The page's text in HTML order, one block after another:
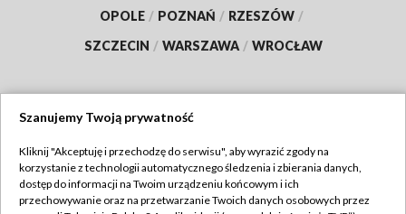
OPOLE / POZNAŃ / RZESZÓW /
SZCZECIN / WARSZAWA / WROCŁAW
TVP
Abonament TVP
Regulamin TVP
Szanujemy Twoją prywatność
Kliknij "Akceptuję i przechodzę do serwisu", aby wyrazić zgody na
korzystanie z technologii automatycznego śledzenia i zbierania danych,
dostęp do informacji na Twoim urządzeniu końcowym i ich
przechowywanie oraz na przetwarzanie Twoich danych osobowych przez